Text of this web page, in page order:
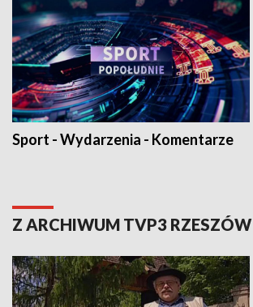
Sport - Wydarzenia - Komentarze
Z ARCHIWUM TVP3 RZESZÓW